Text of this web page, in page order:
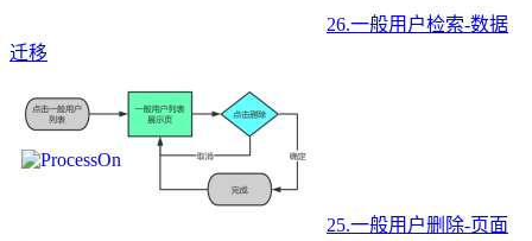
26.一般用户检索-数据
迁移
25.一般用户删除-页面